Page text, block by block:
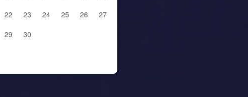
22 23 24 25 26
27
29 30